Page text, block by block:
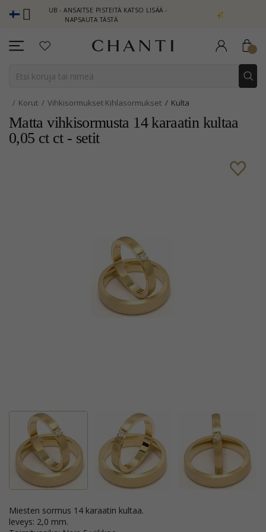
- ANSAITSE PISTEITÄ KATSO LISÄÄ -
NAPSAUTA TÄSTÄ
NEW COLLECTION |
Korut Vihkisormukset Kihlasormukset Kulta
Matta vihkisormusta 14 karaatin kultaa
0,05 ct ct - setit
Miesten sormus 14 karaatin kultaa.
leveys: 2,0 mm.